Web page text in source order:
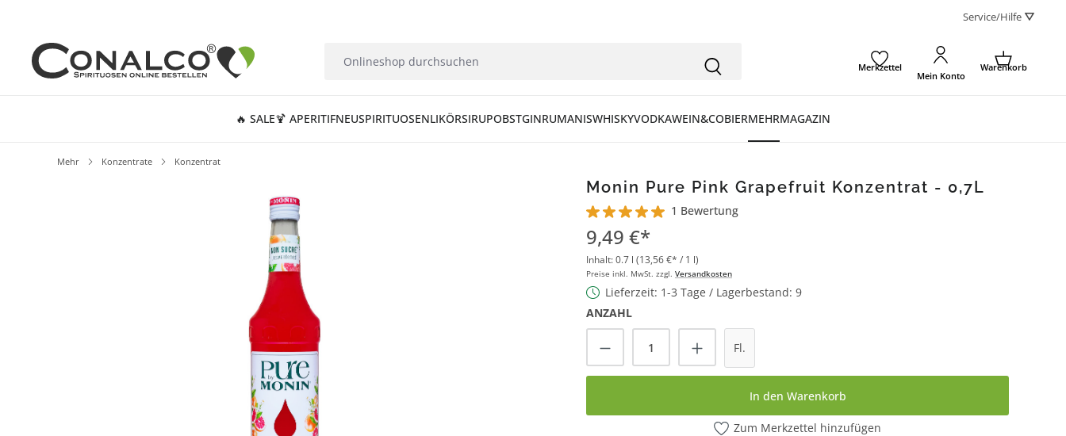
Service/Hilfe ⛛
Merkzettel
Mein Konto
Warenkorb
🔥 SALE🍹 APERITIFNEUSPIRITUOSENLIKÖRSIRUPOBSTGINRUMANISWHISKYVODKAWEIN&COBIERMEHRMAGAZIN
Mehr Konzentrate Konzentrat
Monin Pure Pink Grapefruit Konzentrat - 0,7L
Durchschnittliche Bewertung von 5 von 5 Sternen
1 Bewertung
9,49 €*
Inhalt:0.7 l (13,56 €* / 1 l)
Preise inkl. MwSt. zzgl. Versandkosten
Lieferzeit: 1-3 Tage / Lagerbestand: 9
ANZAHL
Produkt Anzahl: Gib den gewünschten Wert ein
Fl.
In den Warenkorb
Zum Merkzettel hinzufügen